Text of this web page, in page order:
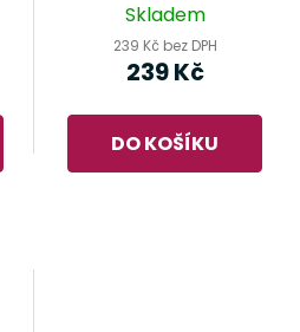
Skladem
239 Kč bez DPH
239 Kč
DO KOŠÍKU